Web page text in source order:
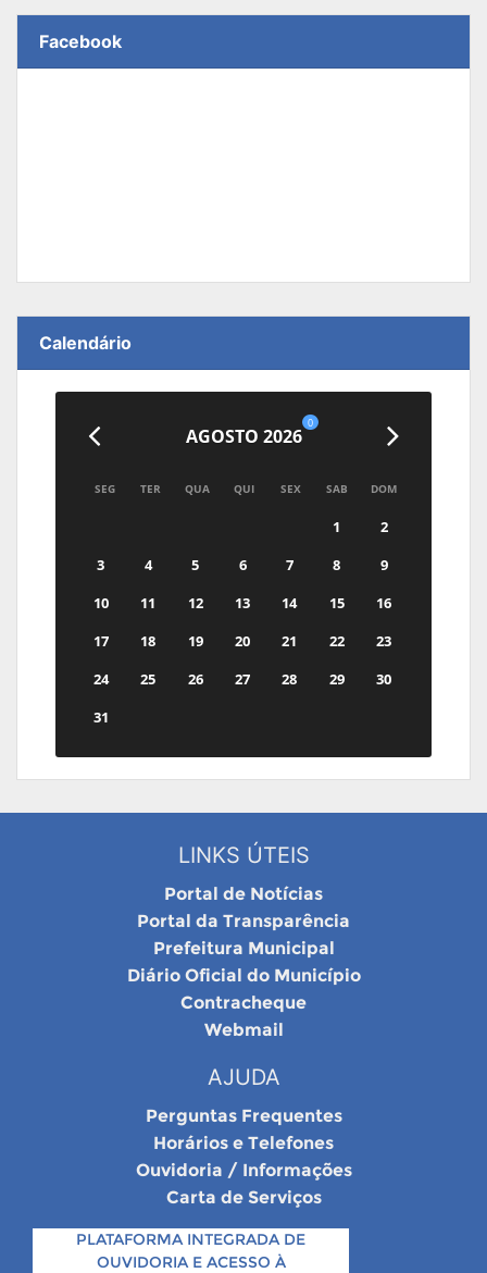
Facebook
Calendário
AGOSTO 2026
0
SEG TER QUA QUI SEX SAB DOM
1
2
3
4 5 6 7 8
9
10
11 12 13 14 15
16
17
18 19 20 21 22
23
24
25 26 27 28 29
30
31
LINKS ÚTEIS
Portal de Notícias
Portal da Transparência
Prefeitura Municipal
Diário Oficial do Município
Contracheque
Webmail
AJUDA
Perguntas Frequentes
Horários e Telefones
Ouvidoria / Informações
Carta de Serviços
PLATAFORMA INTEGRADA DE
OUVIDORIA E ACESSO À